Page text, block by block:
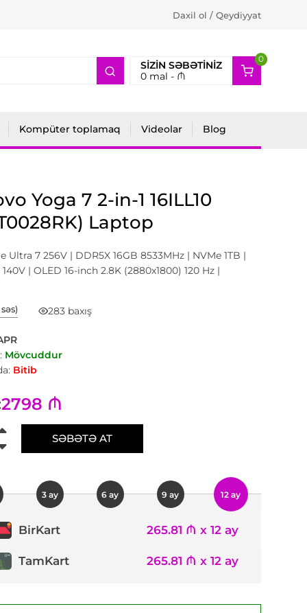
Daxil ol / Qeydiyyat
SIZIN SƏBƏTINIZ
0mal - ₼
0
2
Kompüter toplamaq Videolar Blog
Yoga 7 2-in-1 16ILL10
Laptop
Ultra 7 256V | DDR5X 16GB 8533MHz | NVMe 1TB |
| OLED 16-inch 2.8K (2880x1800) 120 Hz |
səs) 283 baxış
Mövcuddur
Bitib
2798 ₼
SƏBƏTƏ AT
3 ay 6 ay 9 ay 12 ay
BirKart 265.81 ₼ x 12 ay
TamKart 265.81 ₼ x 12 ay